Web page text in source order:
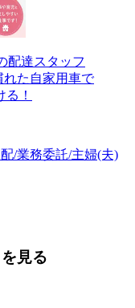
配達スタッフ
た自家用車で
！
/業務委託/主婦(夫)
見る